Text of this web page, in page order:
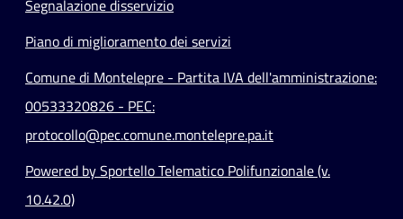
Segnalazione disservizio
Piano di miglioramento dei servizi
Comune di Montelepre - Partita IVA dell'amministrazione:
00533320826 - PEC:
protocollo@pec.comune.montelepre.pa.it
Powered by Sportello Telematico Polifunzionale (v.
10.42.0)